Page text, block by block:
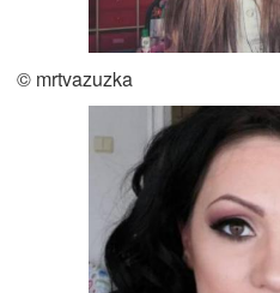
© mrtvazuzka